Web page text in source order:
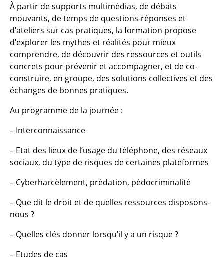
À partir de supports multimédias, de débats
mouvants, de temps de questions-réponses et
d’ateliers sur cas pratiques, la formation propose
d’explorer les mythes et réalités pour mieux
comprendre, de découvrir des ressources et outils
concrets pour prévenir et accompagner, et de co-
construire, en groupe, des solutions collectives et des
échanges de bonnes pratiques.
Au programme de la journée :
– Interconnaissance
– Etat des lieux de l’usage du téléphone, des réseaux
sociaux, du type de risques de certaines plateformes
– Cyberharcèlement, prédation, pédocriminalité
– Que dit le droit et de quelles ressources disposons-
nous ?
– Quelles clés donner lorsqu’il y a un risque ?
– Etudes de cas